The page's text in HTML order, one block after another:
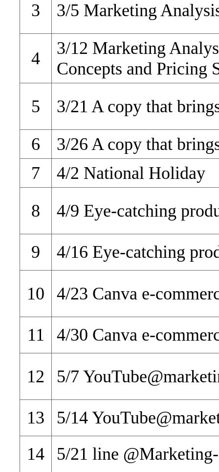
3
3/5 Marketing
4
3/12 Marketing
Concepts and Pricing
5
3/21 A copy that
6
3/26 A copy that
7
4/2 National Holiday
8
4/9 Eye-catching
9 4/16 Eye-catching
10 4/23 Canva e-
11 4/30 Canva e-
12 5/7
13
5/14
14
5/21 line